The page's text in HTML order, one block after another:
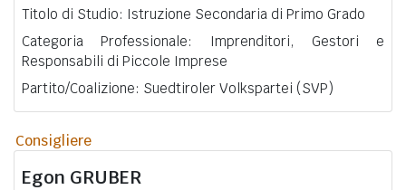
Titolo di Studio: Istruzione Secondaria di Primo Grado
Categoria Professionale: Imprenditori, Gestori e
Responsabili di Piccole Imprese
Partito/Coalizione: Suedtiroler Volkspartei (SVP)
Consigliere
Egon GRUBER